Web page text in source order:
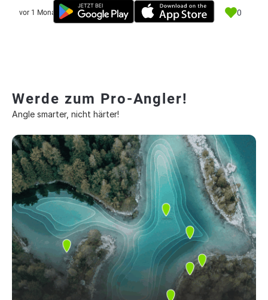
vor 1 Monat 0
Werde zum Pro-Angler!
Angle smarter, nicht härter!